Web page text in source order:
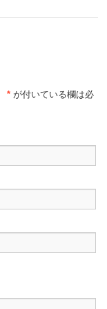
* が付いている欄は必